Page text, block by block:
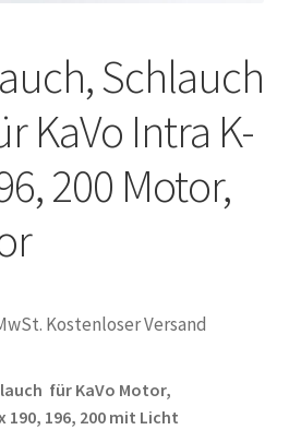
Schlauch
KaVo Intra K-
200 Motor,
Kostenloser Versand
für KaVo Motor,
196, 200 mit Licht